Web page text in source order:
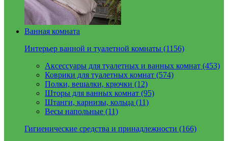
Ванная комната
Интерьер ванной и туалетной комнаты (1156)
Аксессуары для туалетных и ванных комнат (453)
Коврики для туалетных комнат (574)
Полки, вешалки, крючки (12)
Шторы для ванных комнат (95)
Штанги, карнизы, кольца (11)
Весы напольные (11)
Гигиенические средства и принадлежности (166)